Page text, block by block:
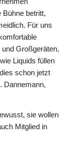
Bühne betritt,
Für uns
Großgeräten,
Liquids füllen
schon jetzt
Dannemann,
sie wollen
Mitglied in